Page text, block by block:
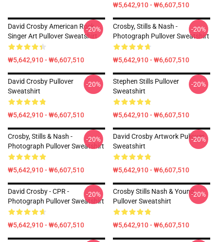
₩5,642,910 - ₩6,607,510
David Crosby American Rock
Singer Art Pullover Sweatshirt
₩5,642,910 - ₩6,607,510
-20%
Crosby, Stills & Nash -
Photograph Pullover Sweatshirt
₩5,642,910 - ₩6,607,510
-20%
David Crosby Pullover
Sweatshirt
₩5,642,910 - ₩6,607,510
-20%
Stephen Stills Pullover
Sweatshirt
₩5,642,910 - ₩6,607,510
-20%
Crosby, Stills & Nash -
Photograph Pullover Sweatshirt
₩5,642,910 - ₩6,607,510
-20%
David Crosby Artwork Pullover
Sweatshirt
₩5,642,910 - ₩6,607,510
-20%
David Crosby - CPR -
Photograph Pullover Sweatshirt
₩5,642,910 - ₩6,607,510
-20%
Crosby Stills Nash & Young
Pullover Sweatshirt
₩5,642,910 - ₩6,607,510
-20%